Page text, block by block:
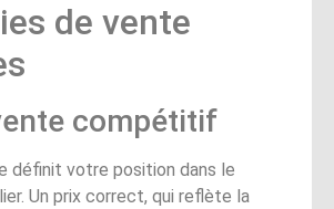
de vente
compétitif
définit votre position dans le
Un prix correct, qui reflète la